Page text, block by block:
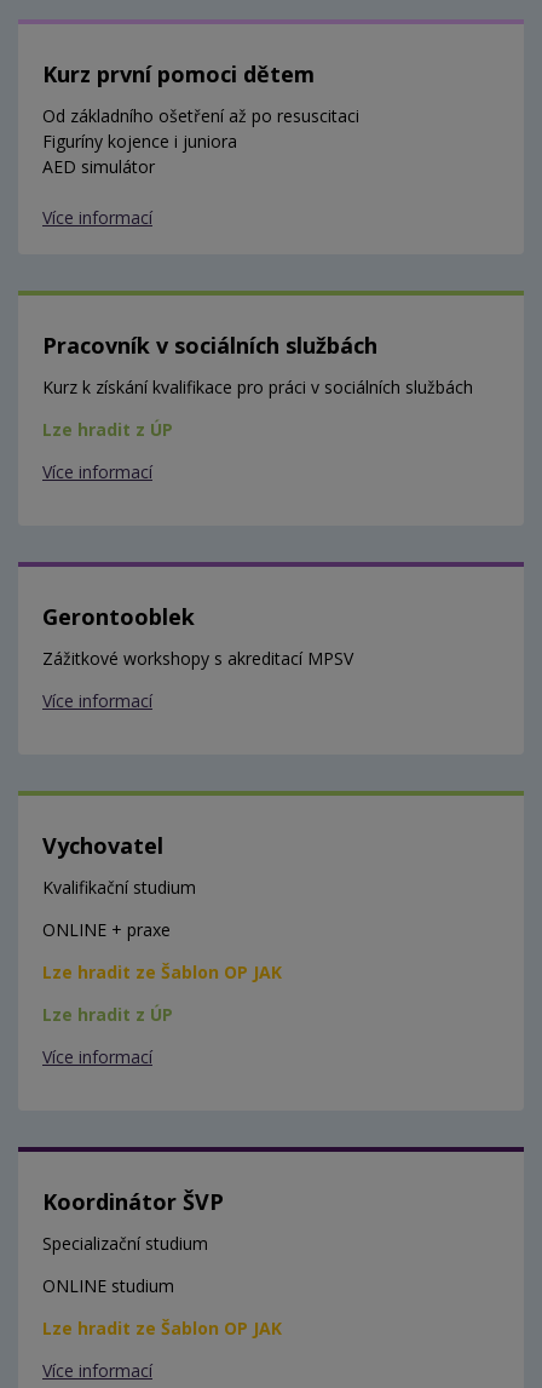
Kurz první pomoci dětem
Od základního ošetření až po resuscitaci
Figuríny kojence i juniora
AED simulátor
Více informací
Pracovník v sociálních službách
Kurz k získání kvalifikace pro práci v sociálních službách
Lze hradit z ÚP
Více informací
Gerontooblek
Zážitkové workshopy s akreditací MPSV
Více informací
Vychovatel
Kvalifikační studium
ONLINE + praxe
Lze hradit ze Šablon OP JAK
Lze hradit z ÚP
Více informací
Koordinátor ŠVP
Specializační studium
ONLINE studium
Lze hradit ze Šablon OP JAK
Více informací